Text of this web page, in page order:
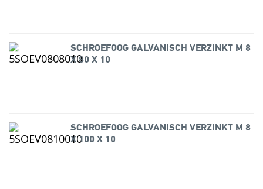
SCHROEFOOG GALVANISCH VERZINKT M 8
X 80 X 10
SCHROEFOOG GALVANISCH VERZINKT M 8
X 100 X 10